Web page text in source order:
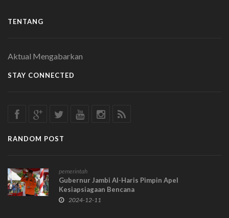
TENTANG
Aktual Mengabarkan
STAY CONNECTED
RANDOM POST
pemerintah
Gubernur Jambi Al-Haris Pimpin Apel
Kesiapsiagaan Bencana
2024-12-11